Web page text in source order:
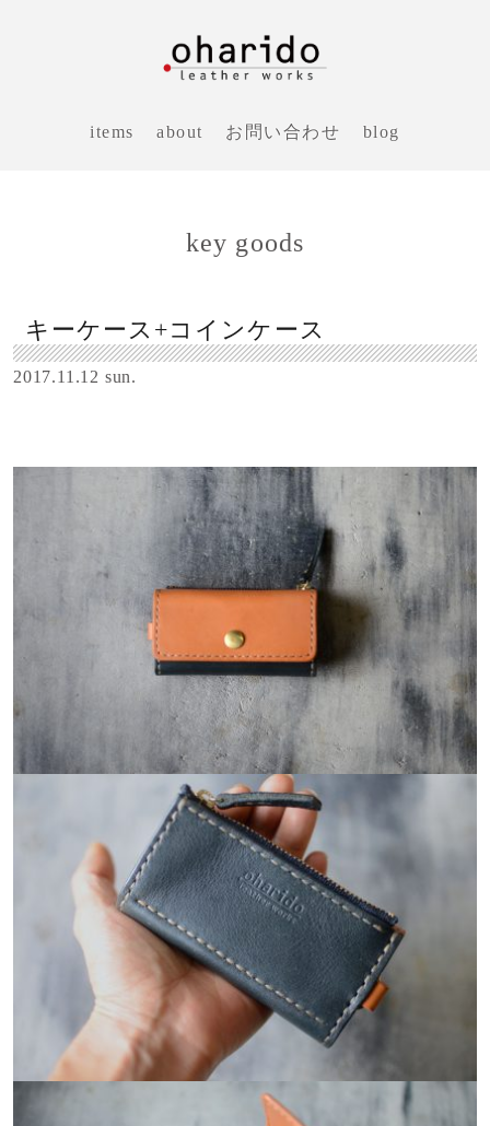
items about お問い合わせ blog
key goods
キーケース+コインケース
2017.11.12 sun.